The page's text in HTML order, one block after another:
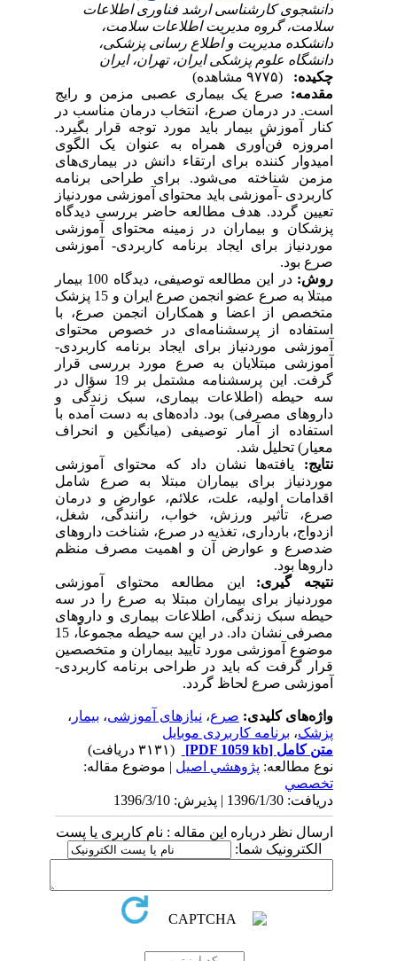
دانشجوی کارشناسی ارشد فناوری اطلاعات
سلامت، گروه مدیریت اطلاعات سلامت،
دانشکده مدیریت و اطلاع رسانی پزشکی،
دانشگاه علوم پزشکی ایران، تهران، ایران
چکیده:
مقدمه:صرع یک بیماری عصبی مزمن و رایج
است. در درمان صرع، انتخاب درمان مناسب در
کنار آموزش بیمار باید مورد توجه قرار بگیرد.
امروزه فن‌آوری همراه به عنوان یک الگوی
امیدوار کننده برای ارتقاء دانش در بیماری‌های
مزمن شناخته می‌شود. برای طراحی برنامه
کاربردی -آموزشی باید محتوای آموزشی مورد نیاز
تعیین گردد. هدف مطالعه حاضر بررسی دیدگاه
پزشکان و بیماران در زمینه محتوای آموزشی
مورد‌نیاز برای ایجاد برنامه کاربردی- آموزشی
صرع بود.
روش:
در این مطالعه توصیفی‌، دیدگاه 100 بیمار
مبتلا به صرع عضو انجمن صرع ایران و 15 پزشک
متخصص از اعضا و همکاران انجمن صرع، با
استفاده از پرسشنامه‌ای در خصوص محتوای
آموزشی مورد‌نیاز برای ایجاد برنامه کاربردی-
آموزشی مبتلایان به صرع مورد بررسی قرار
گرفت. این پرسشنامه مشتمل بر 19 سؤال در
سه حیطه (اطلاعات بیماری، سبک زندگی و
داروهای مصرفی) بود. داده‌های به دست آمده با
استفاده از آمار توصیفی (میانگین و انحراف
معیار) تحلیل شد.
نتایج:یافته‌ها نشان داد که محتوای آموزشی
مورد‌نیاز برای بیماران مبتلا به صرع شامل
اقدامات اولیه، علت، علائم، عوارض و درمان
صرع، تأثیر ورزش، خواب، رانندگی، شغل،
ازدواج، بارداری، تغذیه در صرع، شناخت داروهای
ضدصرع و عوارض آن و اهمیت مصرف منظم
داروها بود.
نتیجه ­گیری:این مطالعه محتوای آموزشی
مورد‌نیاز برای بیماران مبتلا به صرع را در سه
حیطه سبک زندگی، اطلاعات بیماری و داروهای
مصرفی نشان داد. در این سه حیطه مجموعاً، 15
موضوع آموزشی مورد تأیید بیماران و متخصصین
قرار گرفت که باید در طراحی برنامه کاربردی-
آموزشی صرع لحاظ گردد.
واژه‌های کلیدی:صرع ،نیازهای آموزشی،بیمار،
پزشک،برنامه کاربردی موبایل
متن کامل[PDF 1059 kb]
نوع مطالعه:پژوهشي اصیل| موضوع مقاله:
تخصصي
دریافت: 1396/1/30 | پذیرش: 1396/3/10
ارسال نظر درباره این مقاله : نام کاربری یا پست
الکترونیک شما: